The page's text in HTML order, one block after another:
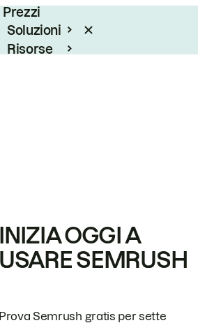
Prezzi
Soluzioni
Risorse
INIZIA OGGI A
USARE SEMRUSH
Prova Semrush gratis per sette